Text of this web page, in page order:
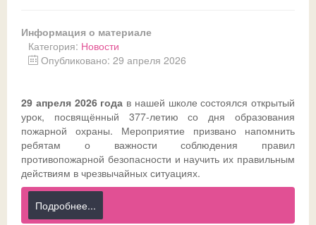
Информация о материале
Категория: Новости
Опубликовано: 29 апреля 2026
29 апреля 2026 года в нашей школе состоялся открытый
урок, посвящённый 377‑летию со дня образования
пожарной охраны. Мероприятие призвано напомнить
ребятам о важности соблюдения правил
противопожарной безопасности и научить их правильным
действиям в чрезвычайных ситуациях.
Подробнее...